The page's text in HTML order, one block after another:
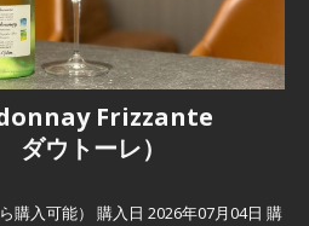
Frizzante
ウトーレ）
購入可能） 購入日 2026年07月04日 購